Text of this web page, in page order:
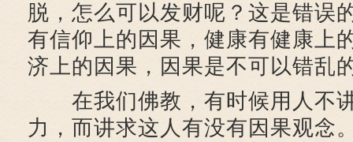
脱，怎么可以发财呢？这是错误
有信仰上的因果，健康有健康上
济上的因果，因果是不可以错乱
在我们佛教，有时候用人不
力，而讲求这人有没有因果观念